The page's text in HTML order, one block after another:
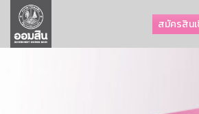
สมัครสิน
ลูกค้าธุรกิจ
ลูกค้าผู้ประกอบรายย่อย